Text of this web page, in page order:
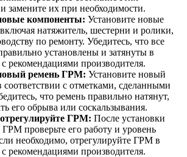
замените их при необходимости.
компоненты: Установите новые
натяжитель, шестерни и ролики,
по ремонту. Убедитесь, что все
установлены и затянуты в
с рекомендациями производителя.
ремень ГРМ: Установите новый
с отметками, сделанными
что ремень правильно натянут,
его обрыва или соскальзывания.
ГРМ: После установки
проверьте его работу и уровень
необходимо, отрегулируйте ГРМ в
с рекомендациями производителя.